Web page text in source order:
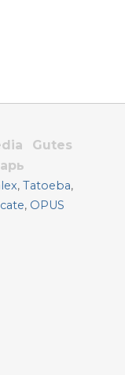
Gutes
,Tatoeba,
, OPUS